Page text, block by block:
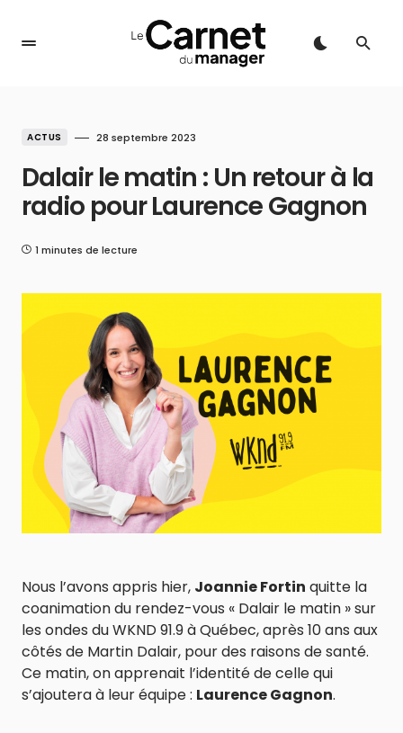
ACTUS 28 septembre 2023
Dalair le matin : Un retour à la
radio pour Laurence Gagnon
1 minutes de lecture
Nous l’avons appris hier, Joannie Fortin quitte la
coanimation du rendez-vous « Dalair le matin » sur
les ondes du WKND 91.9 à Québec, après 10 ans aux
côtés de Martin Dalair, pour des raisons de santé.
Ce matin, on apprenait l’identité de celle qui
s’ajoutera à leur équipe : Laurence Gagnon.